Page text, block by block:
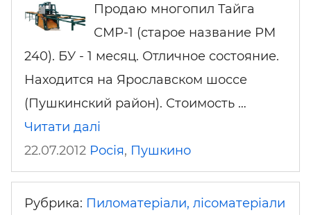
Продаю многопил Тайга
СМР-1 (старое название РМ
240). БУ - 1 месяц. Отличное состояние.
Находится на Ярославском шоссе
(Пушкинский район). Стоимость …
Читати далі
22.07.2012 Росія, Пушкино
Рубрика: Пиломатеріали, лісоматеріали